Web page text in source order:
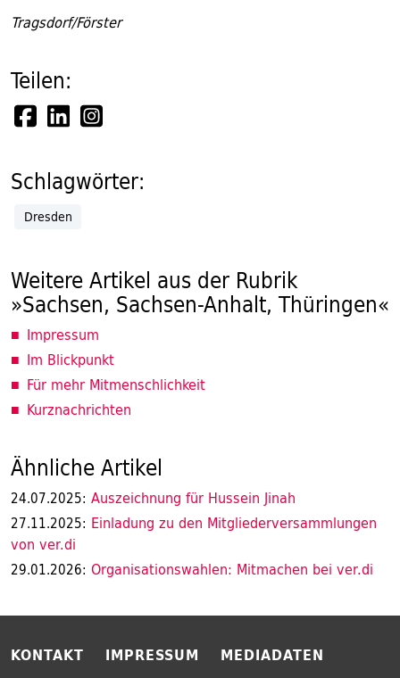
Tragsdorf/Förster
Teilen:
Schlagwörter:
Dresden
Weitere Artikel aus der Rubrik
»Sachsen, Sachsen-Anhalt, Thüringen«
Impressum
Im Blickpunkt
Für mehr Mitmenschlichkeit
Kurznachrichten
Ähnliche Artikel
24.07.2025: Auszeichnung für Hussein Jinah
27.11.2025: Einladung zu den Mitgliederversammlungen
von ver.di
29.01.2026: Organisationswahlen: Mitmachen bei ver.di
KONTAKT IMPRESSUM MEDIADATEN